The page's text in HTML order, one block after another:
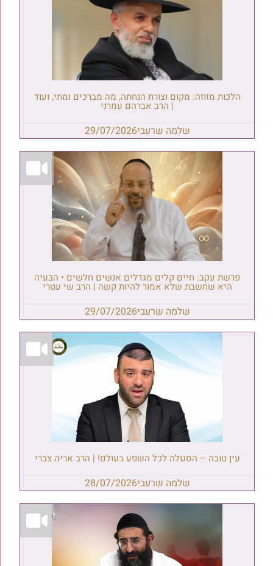
הלכות מזוזה: מקום וצורת הנחתה, מה מברכים ומתי, ועוד
| הרב אברהם עמרני
שלמה שרעבי29/07/2026
פרשת עקב: חיים קלים מגדלים אנשים חלשים • הבעיה
היא שחשבת שלא אמור להיות קשה | הרב שי עטרי
שלמה שרעבי29/07/2026
עין טובה – הסגולה לכל השפע בעולם! | הרב אריה צברי
שלמה שרעבי28/07/2026